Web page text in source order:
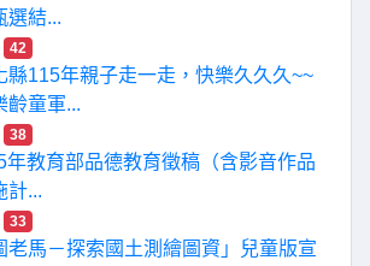
選結...
42
縣115年親子走一走，快樂久久久~~
童軍...
38
年教育部品德教育徵稿（含影音作品
計...
33
老馬－探索國土測繪圖資」兒童版宣